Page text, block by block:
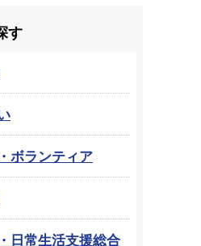
す
ボランティア
日常生活支援総合